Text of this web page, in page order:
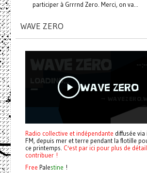
participer à Grrrnd Zero. Merci, on va...
WAVE ZERO
Radio collective et indépendante diffusée
FM, depuis mer et terre pendant la flotille
ce printemps. C'est par ici pour plus de
contribuer !
Free Palestine !